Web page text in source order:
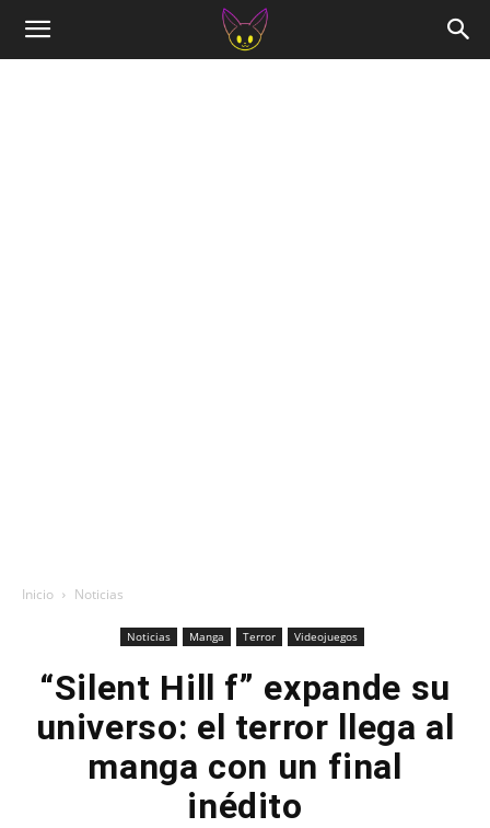
Inicio Noticias
Noticias Manga Terror Videojuegos
“Silent Hill f” expande su
universo: el terror llega al
manga con un final
inédito